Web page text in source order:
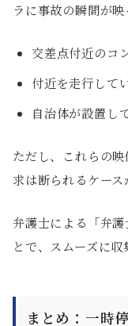
ラに事故の瞬間が映
交差点付近のコ
付近を走行して
自治体が設置し
ただし、これらの
求は断られるケース
弁護士による「弁
とで、スムーズに収
まとめ：一時